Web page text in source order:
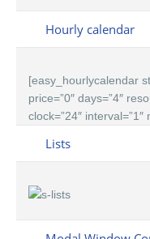
Hourly calendar
[easy_hourlycalendar
price=”0″ days=”4″
clock=”24″ interval=”1″
Lists